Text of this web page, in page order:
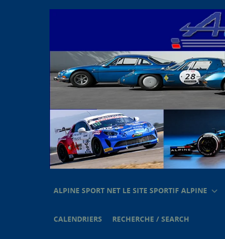
ALPINE SPORT NET LE SITE SPORTIF ALPINE
CALENDRIERS RECHERCHE / SEARCH